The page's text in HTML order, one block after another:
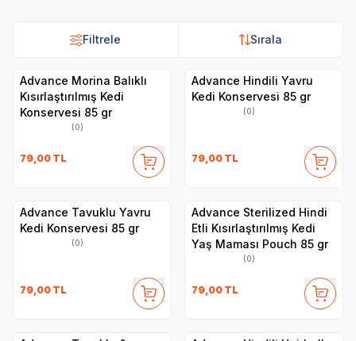
Filtrele Sırala
Filtrele Sırala
Advance Morina Balıklı
Kısırlaştırılmış Kedi
Konservesi 85 gr
(0)
79,00 TL
Advance Hindili Yavru
Kedi Konservesi 85 gr
(0)
79,00 TL
Advance Tavuklu Yavru
Kedi Konservesi 85 gr
(0)
79,00 TL
Advance Sterilized Hindi
Etli Kısırlaştırılmış Kedi
Yaş Maması Pouch 85 gr
(0)
79,00 TL